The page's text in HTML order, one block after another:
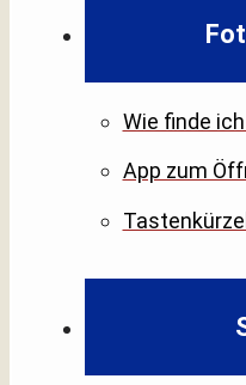
Wie finde
App zum